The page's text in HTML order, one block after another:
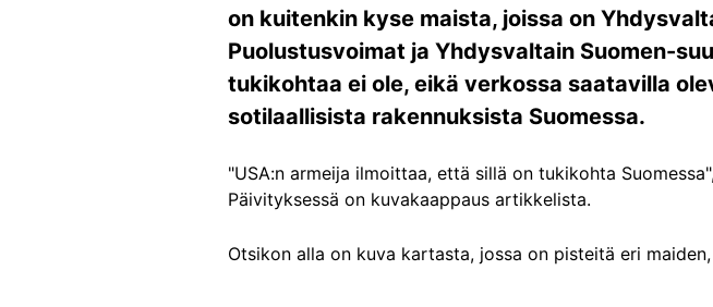
on kuitenkin kyse maista, joissa on
Puolustusvoimat ja Yhdysvaltain Suomen-
tukikohtaa ei ole, eikä verkossa saatavilla
sotilaallisista rakennuksista Suomessa.
"USA:n armeija ilmoittaa, että sillä on tukikohta
Päivityksessä on kuvakaappaus artikkelista.
Otsikon alla on kuva kartasta, jossa on pisteitä eri